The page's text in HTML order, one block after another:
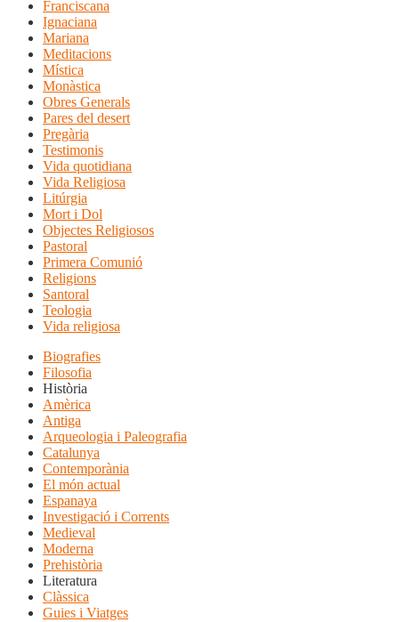
Franciscana
Ignaciana
Mariana
Meditacions
Mística
Monàstica
Obres Generals
Pares del desert
Pregària
Testimonis
Vida quotidiana
Vida Religiosa
Litúrgia
Mort i Dol
Objectes Religiosos
Pastoral
Primera Comunió
Religions
Santoral
Teologia
Vida religiosa
Biografies
Filosofia
Història
Amèrica
Antiga
Arqueologia i Paleografia
Catalunya
Contemporània
El món actual
Espanaya
Investigació i Corrents
Medieval
Moderna
Prehistòria
Literatura
Clàssica
Guies i Viatges